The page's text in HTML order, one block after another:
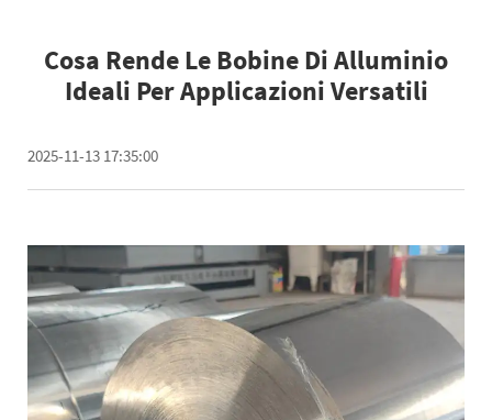
Cosa Rende Le Bobine Di Alluminio
Ideali Per Applicazioni Versatili
2025-11-13 17:35:00